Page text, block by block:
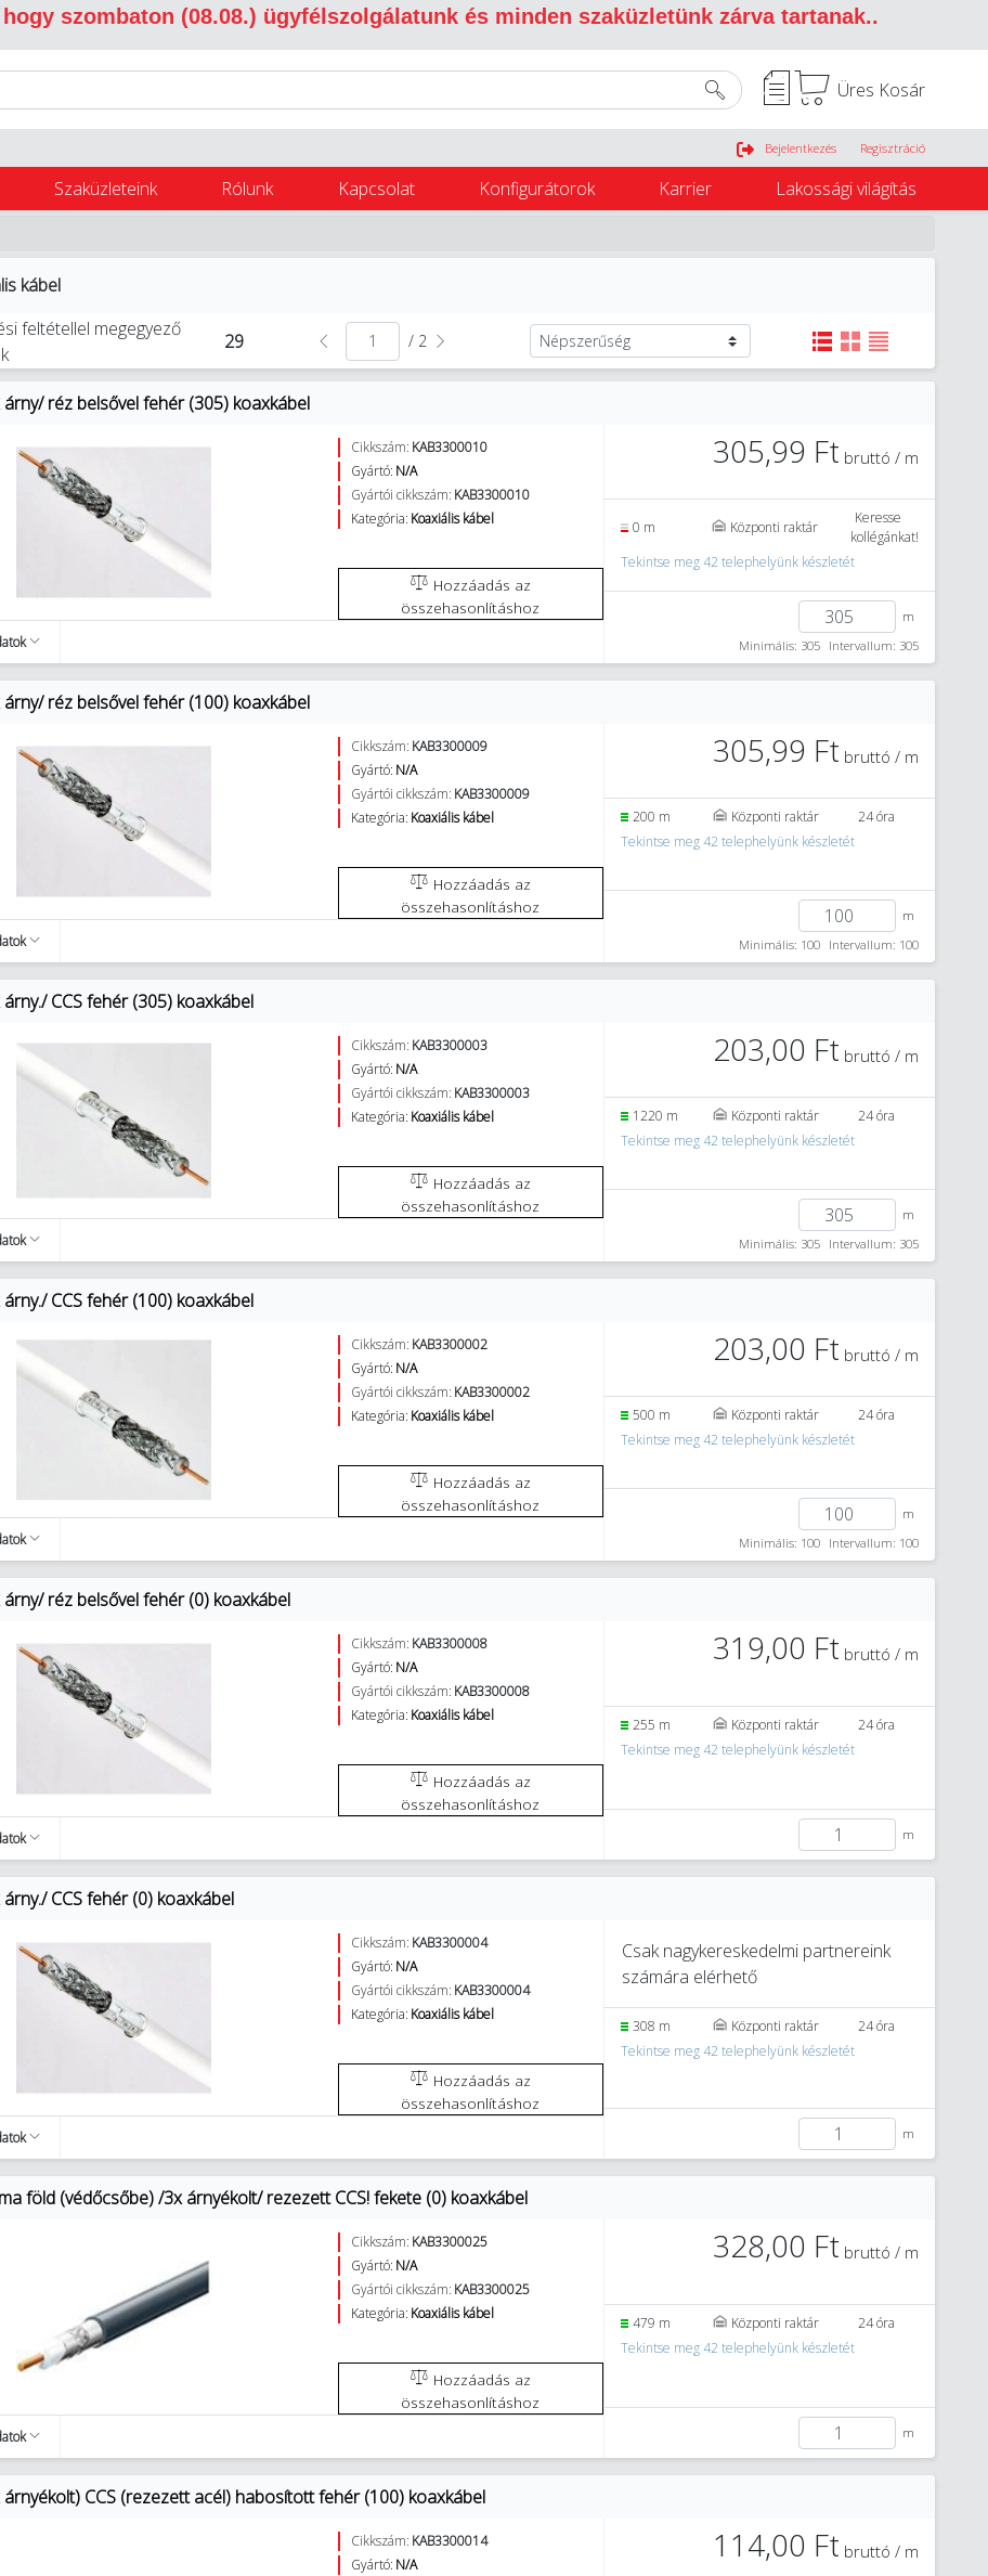
szombaton (08.08.) ügyfélszolgálatunk és minden szaküzletünk zárva tartanak..
Üres Kosár
Belépés
Bejelentkezés Regisztráció
Szaküzleteink Rólunk Kapcsolat Konfigurátorok Karrier Lakossági világítás
kábel
feltétellel megegyező
29 / 2
árny/ réz belsővel fehér (305) koaxkábel
Cikkszám: KAB3300010
Gyártó: N/A
Gyártói cikkszám: KAB3300010
Kategória: Koaxiális kábel
összehasonlításhoz
305,99 Ft bruttó / m
0 m Központi raktár
Keresse
kollégánkat!
Tekintse meg 42 telephelyünk készletét
m
Minimális: 305 Intervallum: 305
árny/ réz belsővel fehér (100) koaxkábel
Cikkszám: KAB3300009
Gyártó: N/A
Gyártói cikkszám: KAB3300009
Kategória: Koaxiális kábel
összehasonlításhoz
305,99 Ft bruttó / m
200 m Központi raktár
24 óra
Tekintse meg 42 telephelyünk készletét
m
Minimális: 100 Intervallum: 100
árny./ CCS fehér (305) koaxkábel
Cikkszám: KAB3300003
Gyártó: N/A
Gyártói cikkszám: KAB3300003
Kategória: Koaxiális kábel
összehasonlításhoz
203,00 Ft bruttó / m
1220 m Központi raktár
24 óra
Tekintse meg 42 telephelyünk készletét
m
Minimális: 305 Intervallum: 305
árny./ CCS fehér (100) koaxkábel
Cikkszám: KAB3300002
Gyártó: N/A
Gyártói cikkszám: KAB3300002
Kategória: Koaxiális kábel
összehasonlításhoz
203,00 Ft bruttó / m
500 m Központi raktár
24 óra
Tekintse meg 42 telephelyünk készletét
m
Minimális: 100 Intervallum: 100
árny/ réz belsővel fehér (0) koaxkábel
Cikkszám: KAB3300008
Gyártó: N/A
Gyártói cikkszám: KAB3300008
Kategória: Koaxiális kábel
összehasonlításhoz
319,00 Ft bruttó / m
255 m Központi raktár
24 óra
Tekintse meg 42 telephelyünk készletét
m
árny./ CCS fehér (0) koaxkábel
Cikkszám: KAB3300004
Gyártó: N/A
Gyártói cikkszám: KAB3300004
Kategória: Koaxiális kábel
összehasonlításhoz
Csak nagykereskedelmi partnereink
számára elérhető
308 m Központi raktár
24 óra
Tekintse meg 42 telephelyünk készletét
m
föld (védőcsőbe) /3x árnyékolt/ rezezett CCS! fekete (0) koaxkábel
Cikkszám: KAB3300025
Gyártó: N/A
Gyártói cikkszám: KAB3300025
Kategória: Koaxiális kábel
összehasonlításhoz
328,00 Ft bruttó / m
479 m Központi raktár
24 óra
Tekintse meg 42 telephelyünk készletét
m
árnyékolt) CCS (rezezett acél) habosított fehér (100) koaxkábel
Cikkszám: KAB3300014
Gyártó: N/A
114,00 Ft bruttó / m